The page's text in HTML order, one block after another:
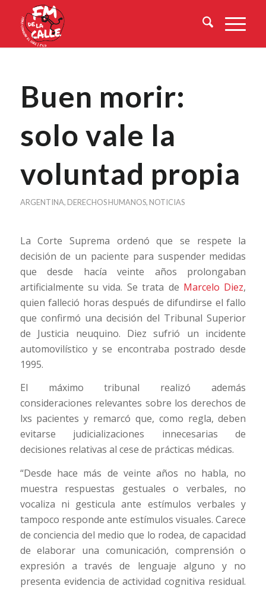
Buen morir:
solo vale la
voluntad propia
ARGENTINA, DERECHOS HUMANOS, NOTICIAS
La Corte Suprema ordenó que se respete la
decisión de un paciente para suspender medidas
que desde hacía veinte años prolongaban
artificialmente su vida. Se trata de Marcelo Diez,
quien falleció horas después de difundirse el fallo
que confirmó una decisión del Tribunal Superior
de Justicia neuquino. Diez sufrió un incidente
automovilístico y se encontraba postrado desde
1995.
El máximo tribunal realizó además
consideraciones relevantes sobre los derechos de
lxs pacientes y remarcó que, como regla, deben
evitarse judicializaciones innecesarias de
decisiones relativas al cese de prácticas médicas.
“Desde hace más de veinte años no habla, no
muestra respuestas gestuales o verbales, no
vocaliza ni gesticula ante estímulos verbales y
tampoco responde ante estímulos visuales. Carece
de conciencia del medio que lo rodea, de capacidad
de elaborar una comunicación, comprensión o
expresión a través de lenguaje alguno y no
presenta evidencia de actividad cognitiva residual.